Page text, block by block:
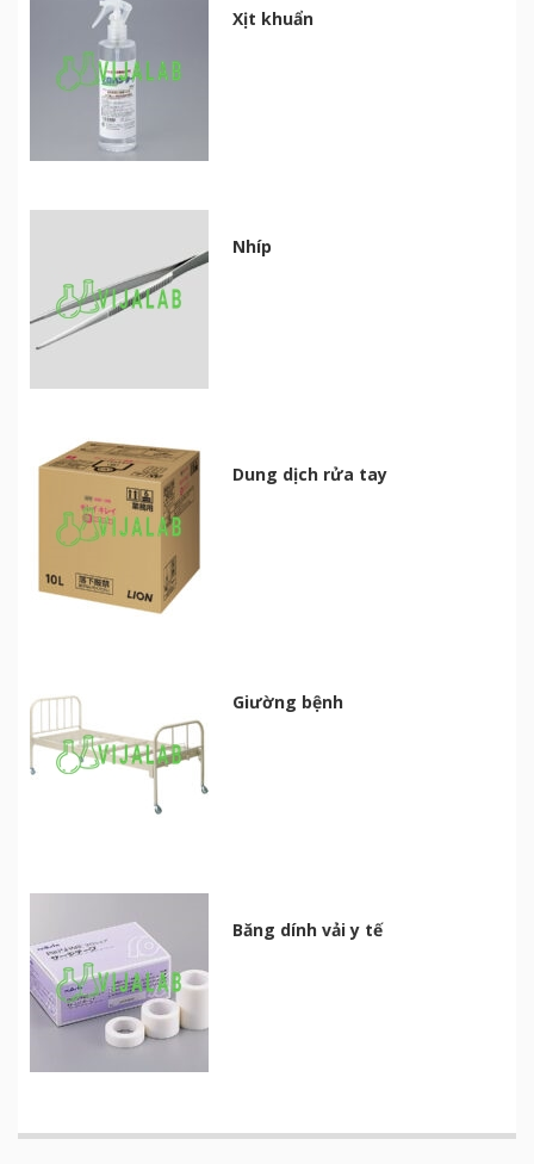
Xịt khuẩn
Nhíp
Dung dịch rửa tay
Giường bệnh
Băng dính vải y tế